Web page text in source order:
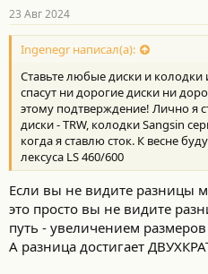
н
о
с
и
:
23 Авг 2024
Ingenegr написал(а):
Ставьте любые диски и
спасут ни дорогие диски ни
этому подтверждение! Лично я
диски - TRW, колодки Sangsin
когда я ставлю сток. К весне
лексуса LS 460/600
Если вы не видите разницы
это просто вы не видите
путь - увеличением
А разница достигает